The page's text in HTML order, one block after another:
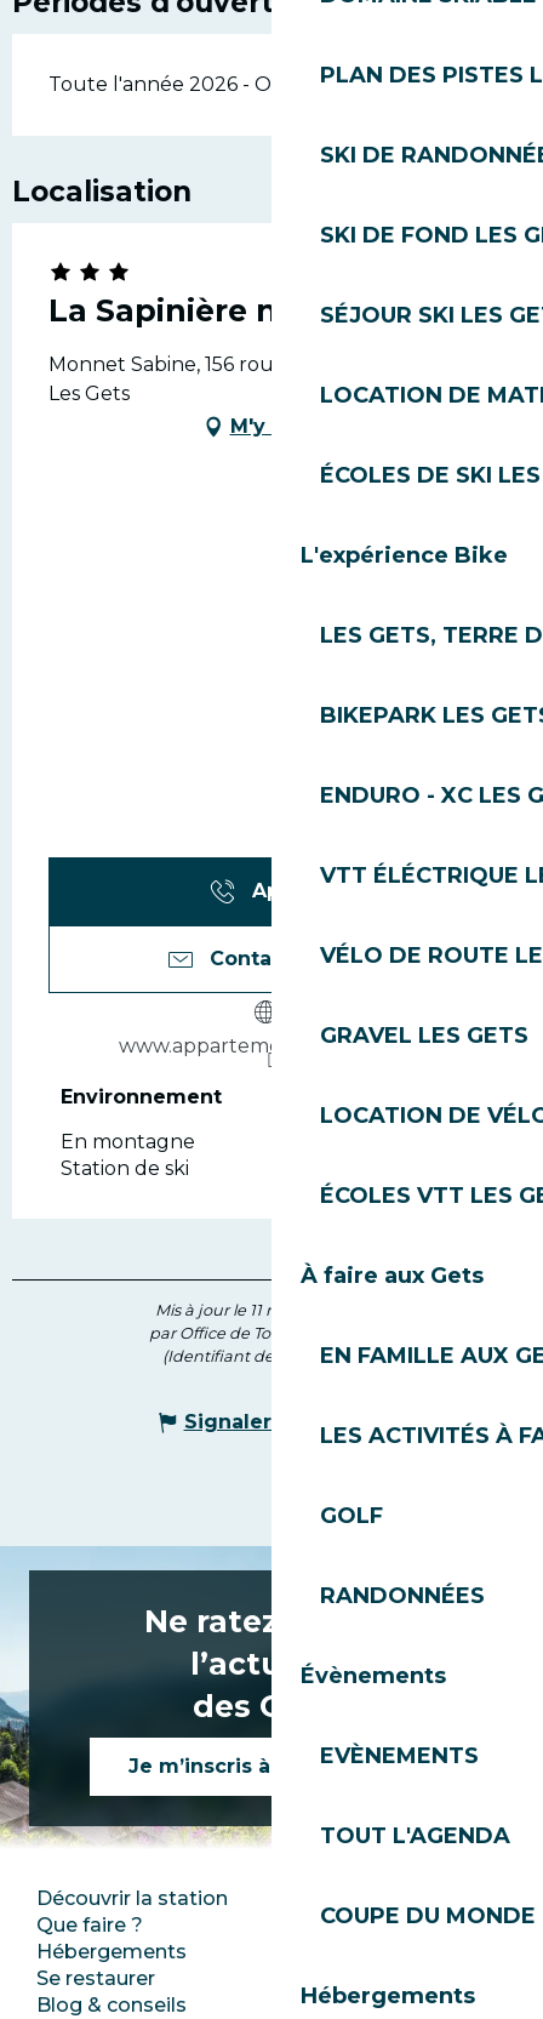
PLAN DES PISTES
SKI DE
SKI DE FOND LES
SÉJOUR SKI LES
LOCATION DE
ÉCOLES DE SKI
L'expérience Bike
LES GETS, TERRE
BIKEPARK LES
ENDURO - XC LES
VTT ÉLÉCTRIQUE
VÉLO DE ROUTE
GRAVEL LES GETS
LOCATION DE
ÉCOLES VTT LES
À faire aux Gets
EN FAMILLE AUX
LES ACTIVITÉS À
GOLF
RANDONNÉES
Évènements
EVÈNEMENTS
TOUT L'AGENDA
COUPE DU
Hébergements
Toute l'année 2026 - Ouvert tous les jours
Localisation
La Sapinière n°1
Monnet Sabine, 156 route du Benevy, 74260
Les Gets
M'y rendre
Appeler
Contactez-nous
www.appartement-lesgets.com
Environnement
Environnement
En montagne
Station de ski
Mis à jour le 11 mai 2026 à 14:19
par Office de Tourisme des Gets
(Identifiant de l'offre :73389)
Signaler une erreur
Ne ratez rien de
l’actualité
des Gets !
Je m’inscris à la newsletter
Découvrir la station
Que faire ?
Hébergements
Se restaurer
Blog & conseils
Club Les Gets
Ecotourisme